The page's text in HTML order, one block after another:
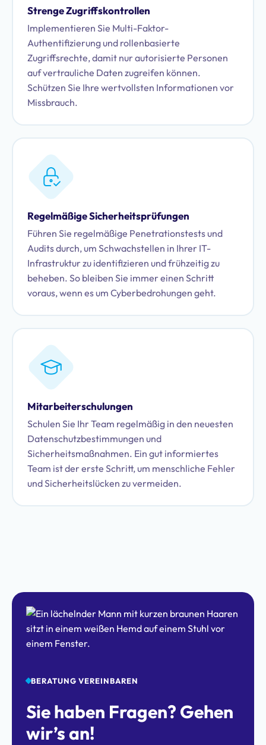
Strenge Zugriffskontrollen
Implementieren Sie Multi-Faktor-
Authentifizierung und rollenbasierte
Zugriffsrechte, damit nur autorisierte Personen
auf vertrauliche Daten zugreifen können.
Schützen Sie Ihre wertvollsten Informationen vor
Missbrauch.
Regelmäßige Sicherheitsprüfungen
Führen Sie regelmäßige Penetrationstests und
Audits durch, um Schwachstellen in Ihrer IT-
Infrastruktur zu identifizieren und frühzeitig zu
beheben. So bleiben Sie immer einen Schritt
voraus, wenn es um Cyberbedrohungen geht.
Mitarbeiterschulungen
Schulen Sie Ihr Team regelmäßig in den neuesten
Datenschutzbestimmungen und
Sicherheitsmaßnahmen. Ein gut informiertes
Team ist der erste Schritt, um menschliche Fehler
und Sicherheitslücken zu vermeiden.
BERATUNG VEREINBAREN
Sie haben Fragen? Gehen
wir’s an!